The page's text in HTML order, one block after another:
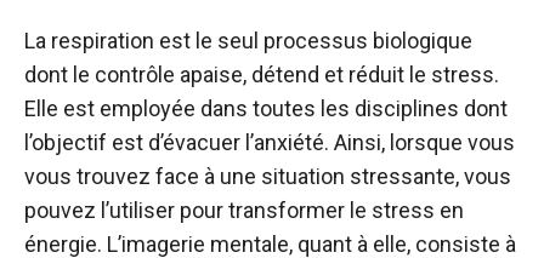
La respiration est le seul processus biologique
dont le contrôle apaise, détend et réduit le stress.
Elle est employée dans toutes les disciplines dont
l’objectif est d’évacuer l’anxiété. Ainsi, lorsque vous
vous trouvez face à une situation stressante, vous
pouvez l’utiliser pour transformer le stress en
énergie. L’imagerie mentale, quant à elle, consiste à